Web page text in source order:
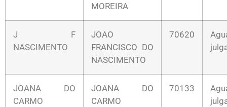
MOREIRA
J F
NASCIMENTO
JOAO
FRANCISCO DO
NASCIMENTO
70620
JOANA DO
CARMO
JOANA DO
CARMO
70133